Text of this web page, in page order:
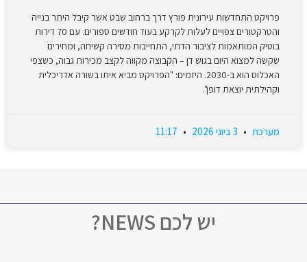
פרויקט התחדשות עירונית פורץ דרך ברחוב שבט אשר קיבל היתר בנייה
והטרקטורים צפויים לעלות לקרקע בעוד חודשים ספורים. עם 70 דירות
בוטיק המותאמות לציבור הדתי, התחייבות מסירה קשיחה, ומחירים
שקשה למצוא היום בגוש דן – הקבוצה מקווה לקצב מכירות גבוה, כשצפי
האכלוס הוא ב-2030. היזמים: "הפרויקט מביא איתו בשורה אדריכלית
וקהילתית יוצאת דופן".
מערכת
יש לכם NEWS?